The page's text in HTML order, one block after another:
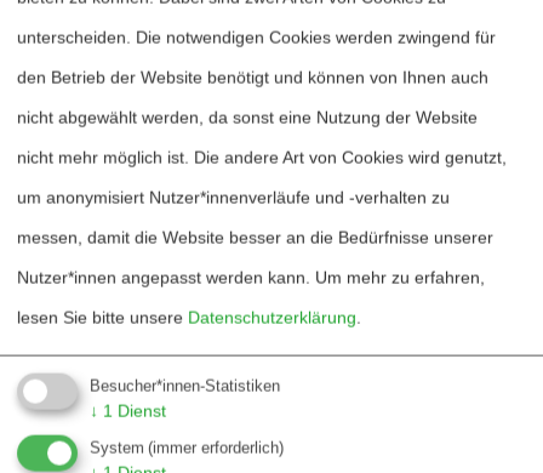
Heftarchiv
Dossierarchiv
Blog
Bestellen
Fördern
unterscheiden. Die notwendigen Cookies werden zwingend für
den Betrieb der Website benötigt und können von Ihnen auch
nicht abgewählt werden, da sonst eine Nutzung der Website
nicht mehr möglich ist. Die andere Art von Cookies wird genutzt,
um anonymisiert Nutzer*innenverläufe und -verhalten zu
messen, damit die Website besser an die Bedürfnisse unserer
Nutzer*innen angepasst werden kann. Um mehr zu erfahren,
lesen Sie bitte unsere Datenschutzerklärung.
Besucher*innen-Statistiken
↓ 1 Dienst
System (immer erforderlich)